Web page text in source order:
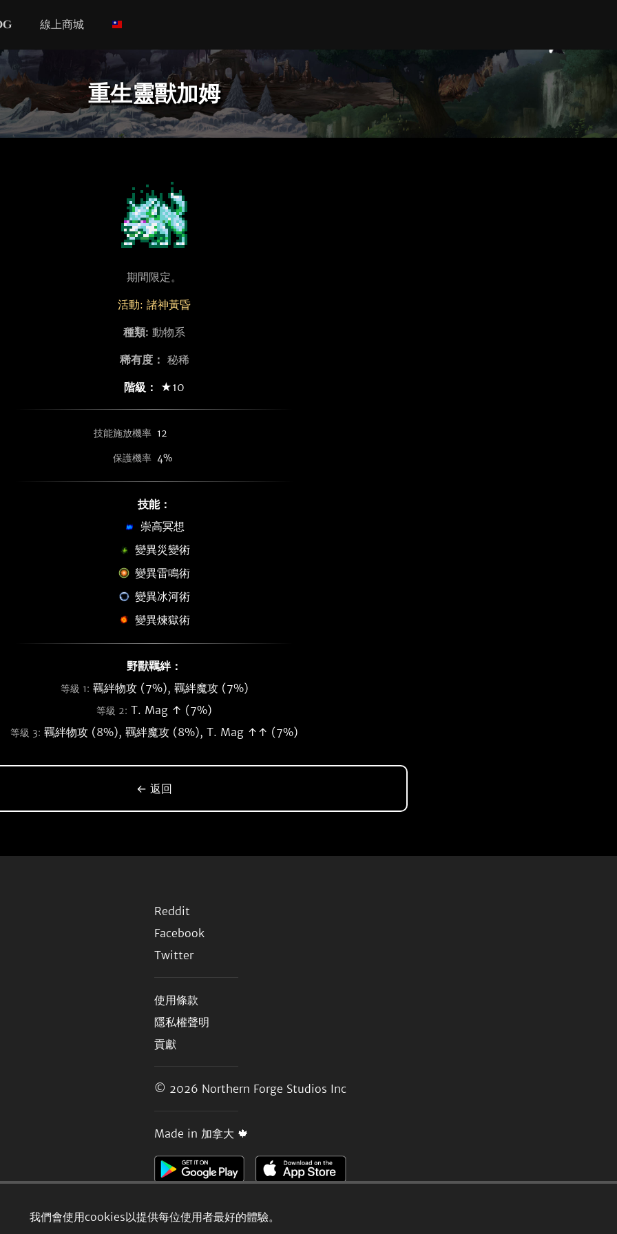
線上商城
重生靈獸加姆
我們會使用cookies以提供每位使用者最好的體驗。
期間限定。
活動: 諸神黃昏
種類: 動物系
稀有度： 秘稀
階級：
★10
技能施放機率 12
保護機率 4%
技能：
崇高冥想
變異災變術
變異雷鳴術
變異冰河術
變異煉獄術
野獸羈絆：
等級 1: 羈絆物攻 (7%), 羈絆魔攻 (7%)
等級 2: T. Mag ↑ (7%)
等級 3: 羈絆物攻 (8%), 羈絆魔攻 (8%), T. Mag ↑↑ (7%)
← 返回
Reddit
Facebook
Twitter
使用條款
隱私權聲明
貢獻
© 2026 Northern Forge Studios Inc
Made in 加拿大 🍁